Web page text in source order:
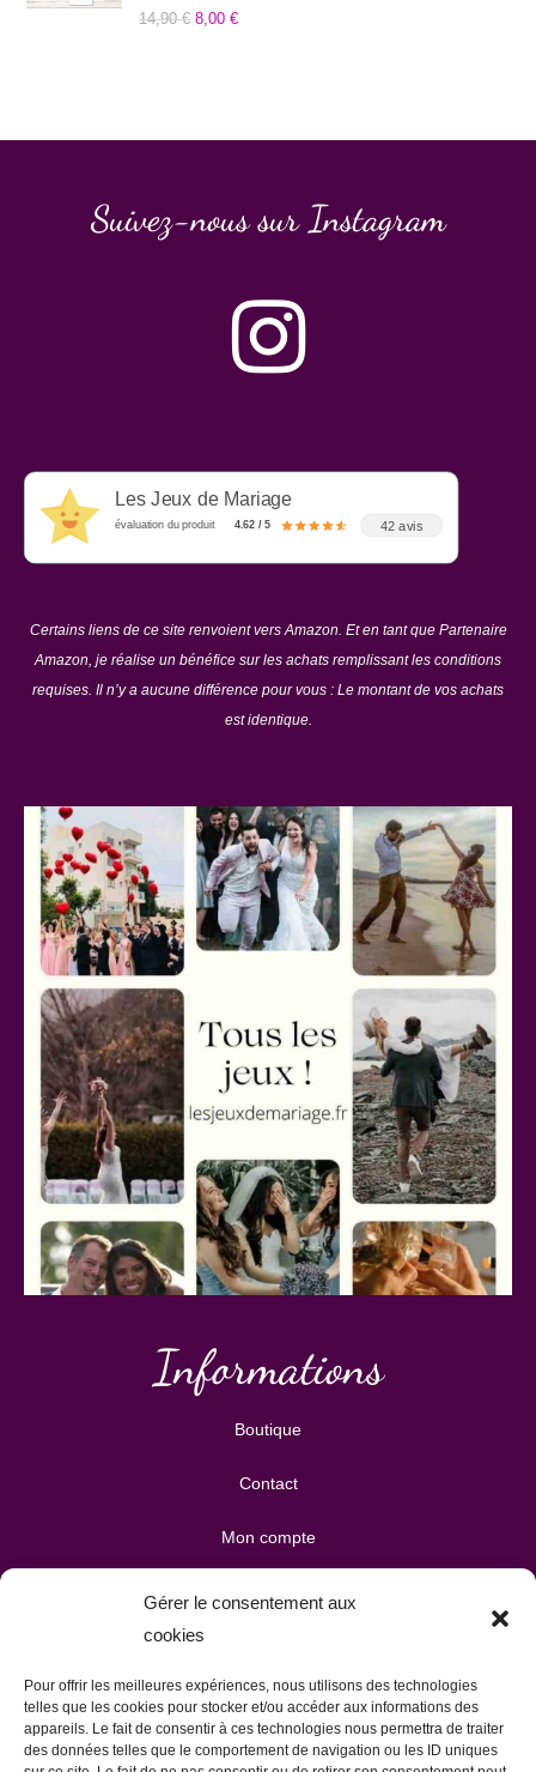
Gérer le consentement aux
cookies
Pour offrir les meilleures expériences, nous utilisons des technologies
telles que les cookies pour stocker et/ou accéder aux informations des
appareils. Le fait de consentir à ces technologies nous permettra de traiter
des données telles que le comportement de navigation ou les ID uniques
N
14,90€ 8,00€
Suivez-nous sur Instagram
Les Jeux de Mariage
évaluation du produit 4.62 / 5 42 avis
Certains liens de ce site renvoient vers Amazon. Et en tant que Partenaire
Amazon, je réalise un bénéfice sur les achats remplissant les conditions
requises. Il n’y a aucune différence pour vous : Le montant de vos achats
est identique.
Informations
Boutique
Contact
Mon compte
Publicité & partenariats